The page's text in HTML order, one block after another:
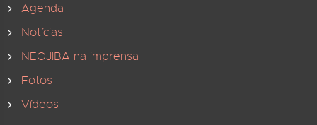
Agenda
Notícias
NEOJIBA na imprensa
Fotos
Vídeos